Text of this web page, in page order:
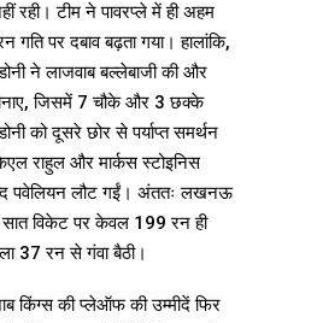
टीम ने पावरप्ले में ही अहम
गति पर दबाव बढ़ता गया। हालांकि,
ने लाजवाब बल्लेबाजी की और
जिसमें 7 चौके और 3 छक्के
को दूसरे छोर से पर्याप्त समर्थन
राहुल और मार्कस स्टोइनिस
पवेलियन लौट गईं। अंततः लखनऊ
विकेट पर केवल 199 रन ही
37 रन से गंवा बैठी।
किंग्स की प्लेऑफ की उम्मीदें फिर